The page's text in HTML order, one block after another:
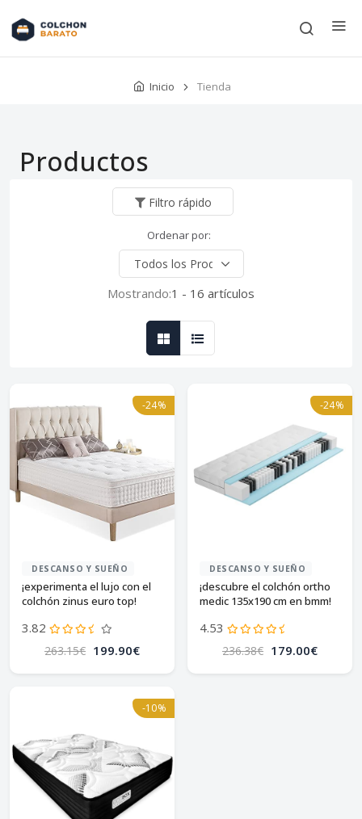
Inicio Tienda
Productos
Filtro rápido
Ordenar por:
Mostrando:1 - 16 artículos
-24%
DESCANSO Y SUEÑO
¡experimenta el lujo con el
colchón zinus euro top!
3.82
263.15€ 199.90€
-24%
DESCANSO Y SUEÑO
¡descubre el colchón ortho
medic 135x190 cm en bmm!
4.53
236.38€ 179.00€
-10%